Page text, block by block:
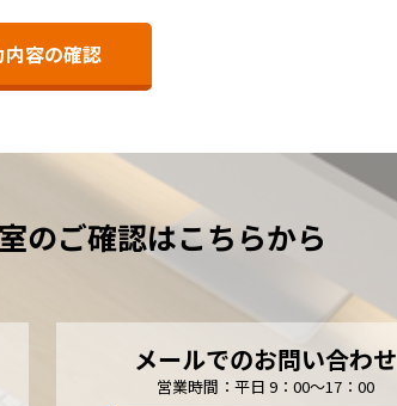
のご確認はこちらから
メールでのお問い合わせ
営業時間：平日 9：00～17：00